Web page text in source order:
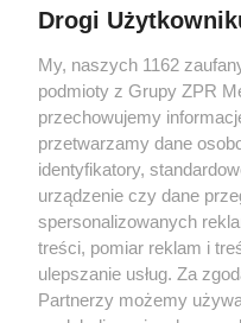
Żaden utwór zamieszczony w
rozpowszechniany lub dalej
tym także elektroniczny lub
eksploatacji w jakiejkolwiek
Internecie bez pisemnej zgody
wykorzystanie utworów w
tzn. bez właściwej zgody, jest
ścigane prawnie.
Drogi
My, naszych 1162
podmioty z Grupy ZPR
przechowujemy
przetwarzamy dane
identyfikatory,
urządzenie czy dane
spersonalizowanych
treści, pomiar reklam i
ulepszanie usług. Za
Partnerzy możemy